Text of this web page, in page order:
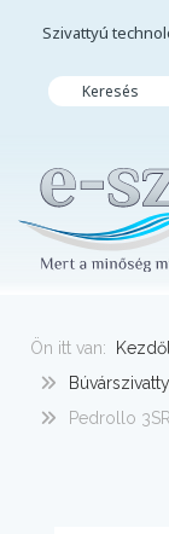
Szivattyú
Keresés
Ön itt van:
Pedrollo